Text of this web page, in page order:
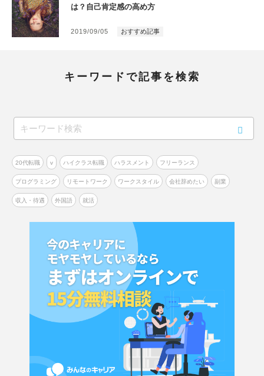
キーワードで記事を検索
20代転職 v ハイクラス転職 ハラスメント フリーランス
プログラミング リモートワーク ワークスタイル 会社辞めたい 副業
収入・待遇 外国語 就活
は？自己肯定感の高め方
2019/09/05 おすすめ記事